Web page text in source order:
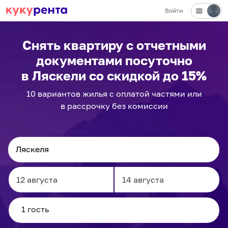
Войти
Снять квартиру с отчетными
документами посуточно
в Ляскели со скидкой до 15%
10 вариантовжилья с оплатой частями или
в рассрочку без комиссии
Navigate
forward
to
Navigate
to